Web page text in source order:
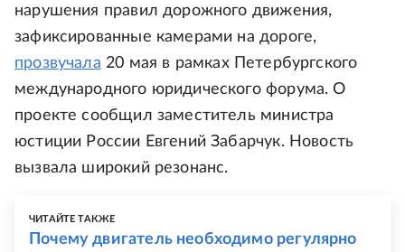
нарушения правил дорожного движения,
зафиксированные камерами на дороге,
прозвучала 20 мая в рамках Петербургского
международного юридического форума. О
проекте сообщил заместитель министра
юстиции России Евгений Забарчук. Новость
вызвала широкий резонанс.
ЧИТАЙТЕ ТАКЖЕ
Почему двигатель необходимо регулярно